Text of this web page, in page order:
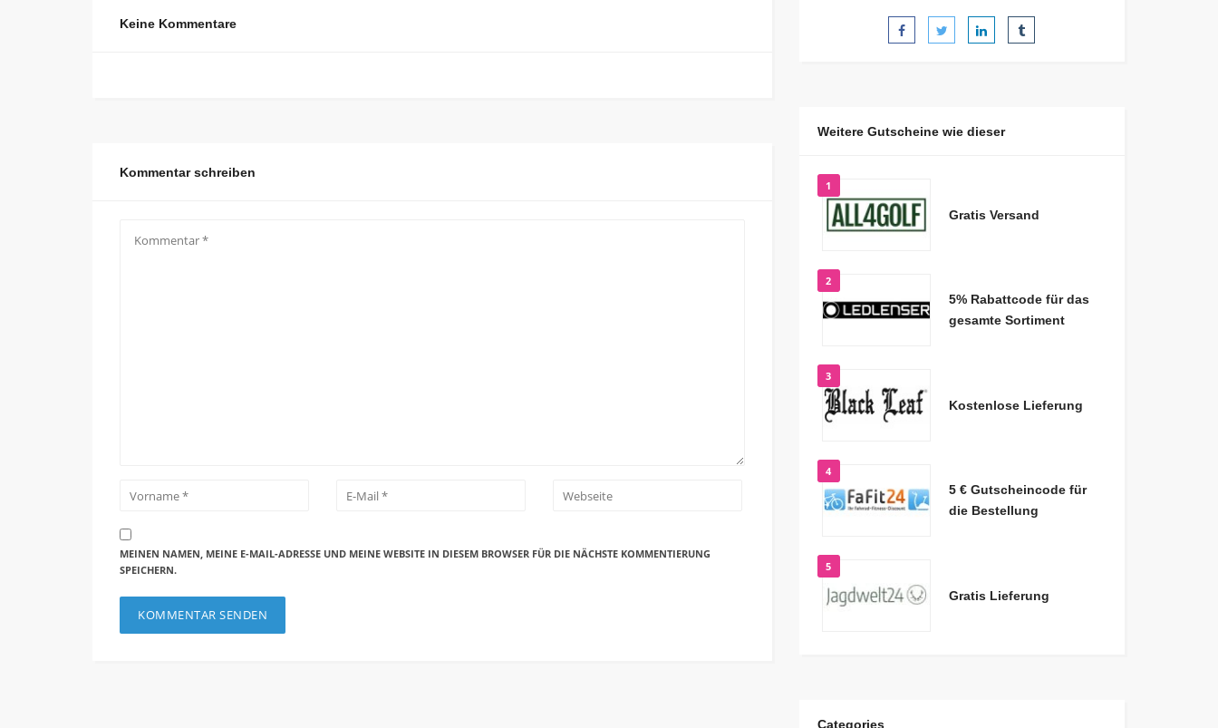
Keine Kommentare
Kommentar schreiben
MEINEN NAMEN, MEINE E-MAIL-ADRESSE UND MEINE WEBSITE IN DIESEM BROWSER FÜR DIE NÄCHSTE KOMMENTIERUNG
SPEICHERN.
Weitere Gutscheine wie dieser
1
Gratis Versand
2
5% Rabattcode für das
gesamte Sortiment
3
Kostenlose Lieferung
4
5 € Gutscheincode für
die Bestellung
5
Gratis Lieferung
Categories